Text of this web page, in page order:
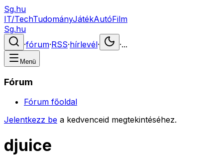
Sg.hu
IT/TechTudományJátékAutóFilm
Sg.hu
·fórum·RSS·hírlevél· ·...
Menü
Fórum
Fórum főoldal
Jelentkezz be a kedvenceid megtekintéséhez.
djuice